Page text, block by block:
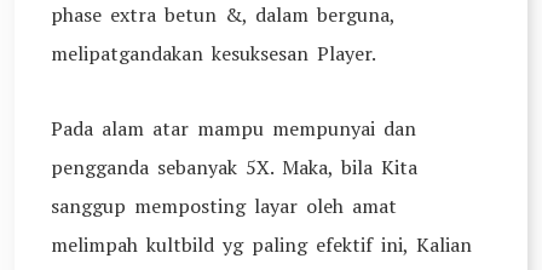
phase extra betun &, dalam berguna,
melipatgandakan kesuksesan Player.
Pada alam atar mampu mempunyai dan
pengganda sebanyak 5X. Maka, bila Kita
sanggup memposting layar oleh amat
melimpah kultbild yg paling efektif ini, Kalian